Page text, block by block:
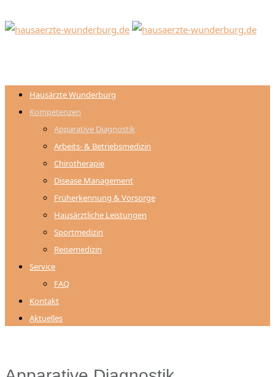
Hausärzte Wunderburg
Kompetenzen
Apparative Diagnostik
Arbeits- & Betriebsmedizin
Chirotherapie
Disease Management
Früherkennung & Vorsorge
Hausärztliche Leistungen
Sportmedizin
Reisemedizin
Service
FAQ
Kontakt
Aktuelles